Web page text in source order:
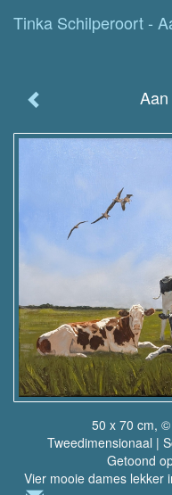
50 x 70 cm,
Tweedimensionaal |
Getoond
Vier mooie dames lekker